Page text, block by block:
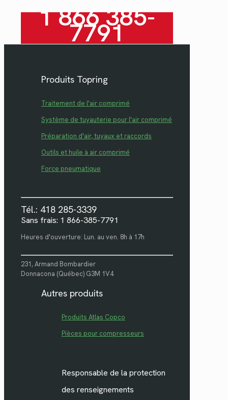
1 866 385-
7791
Produits Topring
Traitement de l'air comprimé
Système de tuyauterie pour l'air comprimé
Préparation d'air, tuyaux et raccords
Outils et huile à air comprimé
Force pneumatique
Tél.: 418 285-3339
Sans frais: 1 866-385-7791
Heures d'ouverture: Lun. au ven. 8h à 17h
231, Armand Bombardier
Donnacona (Québec) G3M 1V4
Autres produits
Produits Atlas Copco
Pièces pour compresseurs
Responsable de la protection
des renseignements